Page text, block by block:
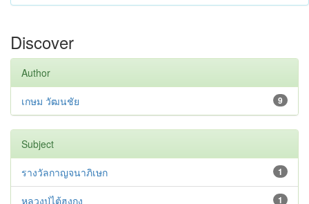
Discover
Author
9
เกษม วัฒนชัย
Subject
1
รางวัลกาญจนาภิเษก
1
หลวงปู่ไต้ฮงกง